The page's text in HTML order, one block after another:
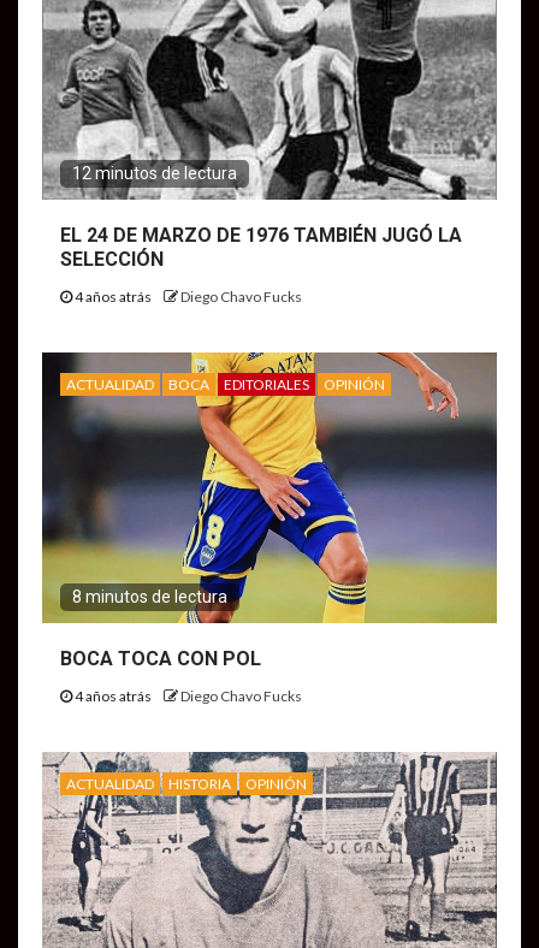
12 minutos de lectura
EL 24 DE MARZO DE 1976 TAMBIÉN JUGÓ LA
SELECCIÓN
4 años atrás Diego Chavo Fucks
ACTUALIDAD BOCA EDITORIALES OPINIÓN
8 minutos de lectura
BOCA TOCA CON POL
4 años atrás Diego Chavo Fucks
ACTUALIDAD HISTORIA OPINIÓN